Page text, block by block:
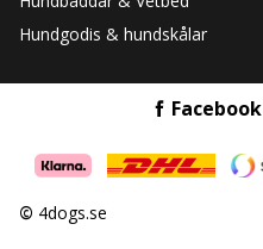
Hundgodis & hundskålar
Facebook
© 4dogs.se